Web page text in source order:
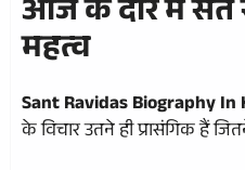
आज के दौर में संत
महत्व
Sant Ravidas Biography In
के विचार उतने ही प्रासंगिक हैं